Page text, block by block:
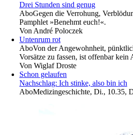
Drei Stunden sind genug
AboGegen die Verrohung,
Pamphlet »Benehmt euch!«.
Von André Poloczek
Untenrum rot
AboVon der Angewohnheit,
Vorsätze zu fassen, ist offenbar kein
Von Wiglaf Droste
Schon gelaufen
Nachschlag: Ich stinke, also bin ich
AboMedizingeschichte, Di., 10.35,